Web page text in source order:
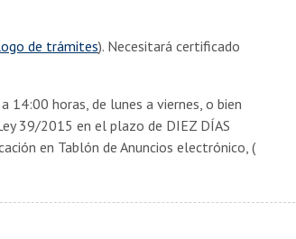
de trámites). Necesitará certificado
14:00 horas, de lunes a viernes, o bien
39/2015 en el plazo de DIEZ DÍAS
en Tablón de Anuncios electrónico, (